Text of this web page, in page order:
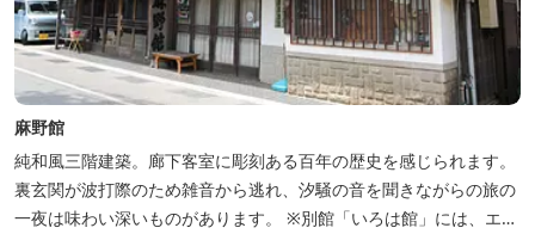
麻野館
純和風三階建築。廊下客室に彫刻ある百年の歴史を感じられます。
裏玄関が波打際のため雑音から逃れ、汐騒の音を聞きながらの旅の
一夜は味わい深いものがあります。 ※別館「いろは館」には、エイ